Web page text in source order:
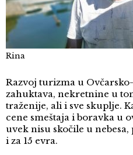
Rina
Razvoj turizma u
zahuktava, nekretnine u
traženije, ali i sve skuplje.
cene smeštaja i boravka u
uvek nisu skočile u
i za 15 evra.